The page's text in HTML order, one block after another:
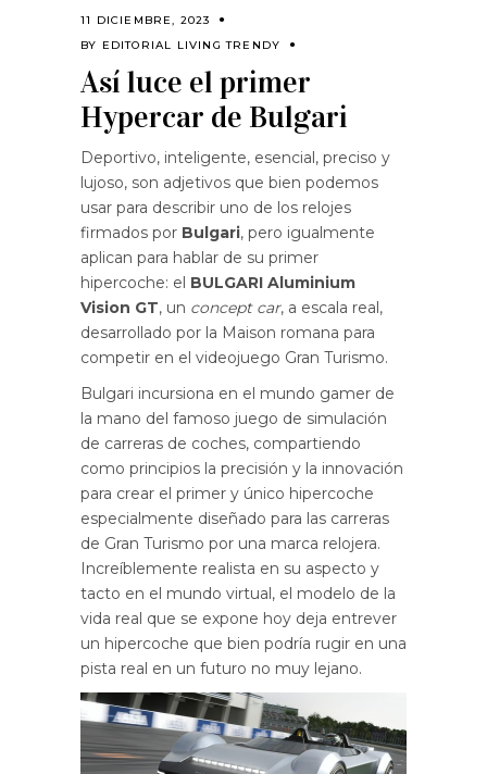
11 DICIEMBRE, 2023
BY EDITORIAL LIVING TRENDY
Así luce el primer
Hypercar de Bulgari
Deportivo, inteligente, esencial, preciso y
lujoso, son adjetivos que bien podemos
usar para describir uno de los relojes
firmados por Bulgari, pero igualmente
aplican para hablar de su primer
hipercoche: el BULGARI Aluminium
Vision GT, un concept car, a escala real,
desarrollado por la Maison romana para
competir en el videojuego Gran Turismo.
Bulgari incursiona en el mundo gamer de
la mano del famoso juego de simulación
de carreras de coches, compartiendo
como principios la precisión y la innovación
para crear el primer y único hipercoche
especialmente diseñado para las carreras
de Gran Turismo por una marca relojera.
Increíblemente realista en su aspecto y
tacto en el mundo virtual, el modelo de la
vida real que se expone hoy deja entrever
un hipercoche que bien podría rugir en una
pista real en un futuro no muy lejano.